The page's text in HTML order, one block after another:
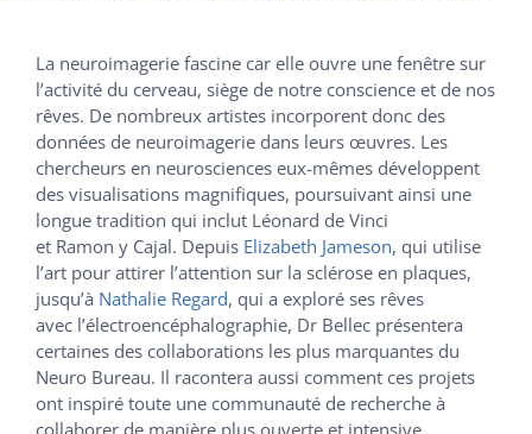
La neuroimagerie fascine car elle ouvre une fenêtre sur
l’activité du cerveau, siège de notre conscience et de nos
rêves. De nombreux artistes incorporent donc des
données de neuroimagerie dans leurs œuvres. Les
chercheurs en neurosciences eux-mêmes développent
des visualisations magnifiques, poursuivant ainsi une
longue tradition qui inclut Léonard de Vinci
et Ramon y Cajal. Depuis Elizabeth Jameson, qui utilise
l’art pour attirer l’attention sur la sclérose en plaques,
jusqu’à Nathalie Regard, qui a exploré ses rêves
avec l’électroencéphalographie, Dr Bellec présentera
certaines des collaborations les plus marquantes du
Neuro Bureau. Il racontera aussi comment ces projets
ont inspiré toute une communauté de recherche à